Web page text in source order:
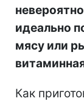
идеально
мясу или
Как